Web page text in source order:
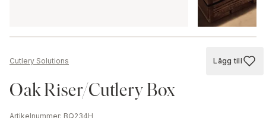
Cutlery Solutions Lägg till
Lägg till
Oak Riser/Cutlery Box
Artikelnummer: BQ234H